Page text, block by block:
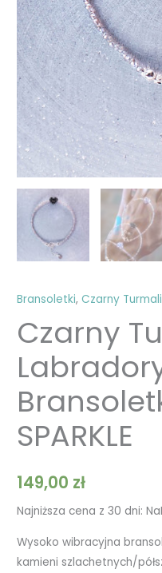
Bransoletki,Czarny
Czarny
SPARKLE
149,00 zł
Najniższa cena z 30 dni:
Wysoko wibracyjna
kamieni szlachetnych/